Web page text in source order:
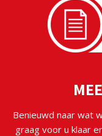
Benieuwd naar wat
graag voor u klaar